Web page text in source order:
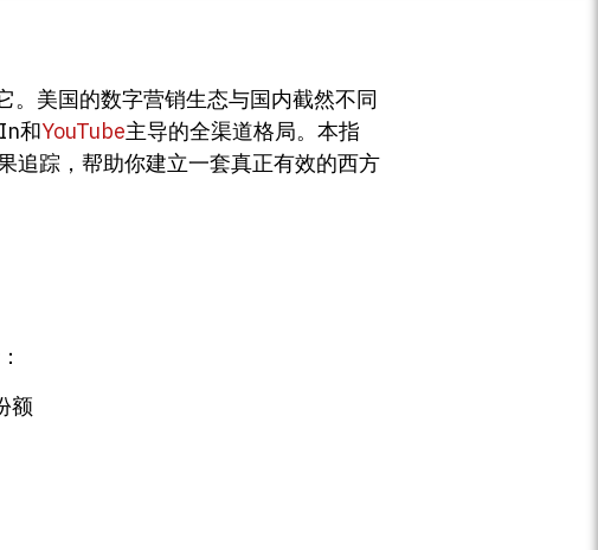
。美国的数字营销生态与国内截然不同
和YouTube主导的全渠道格局。本指
追踪，帮助你建立一套真正有效的西方
额